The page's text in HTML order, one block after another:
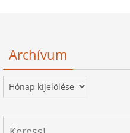
Archívum
Archívum